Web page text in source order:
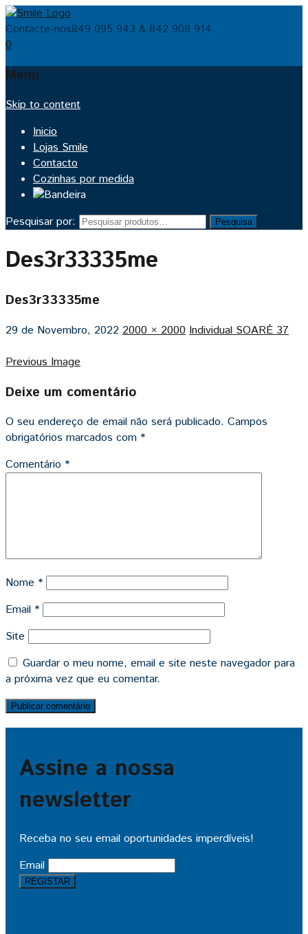
Contacte-nos849 095 943 & 842 908 914
0
Menu
Skip to content
Inicio
Lojas Smile
Contacto
Cozinhas por medida
Pesquisar por: Pesquisa
Des3r33335me
Des3r33335me
29 de Novembro, 2022 2000 × 2000 Individual SOARÉ 37
Previous Image
Deixe um comentário
O seu endereço de email não será publicado. Campos
obrigatórios marcados com *
Comentário *
Nome *
Email *
Site
Guardar o meu nome, email e site neste navegador para
a próxima vez que eu comentar.
Assine a nossa
newsletter
Receba no seu email oportunidades imperdíveis!
Email